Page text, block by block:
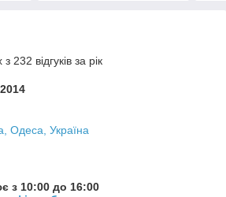
232 відгуків за рік
Одеса, Україна
з 10:00 до 16:00